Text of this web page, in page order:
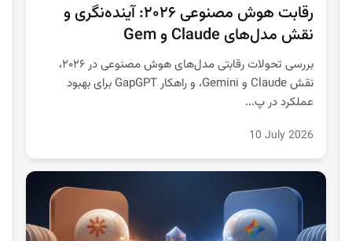
رقابت هوش مصنوعی ۲۰۲۶: آینده‌نگری و
نقش مدل‌های Claude و Gem
بررسی تحولات رقابتی مدل‌های هوش مصنوعی در ۲۰۲۶،
نقش Claude و Gemini، و راهکار GapGPT برای بهبود
عملکرد در پ...
10 July 2026